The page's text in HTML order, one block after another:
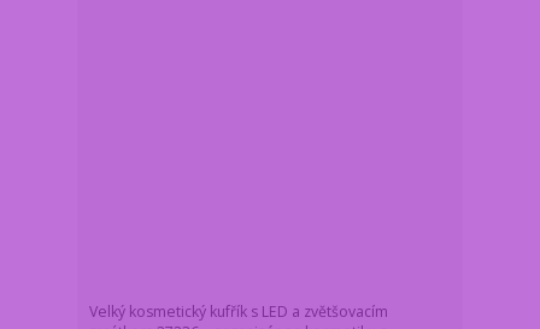
Velký kosmetický kufřík s LED a zvětšovacím